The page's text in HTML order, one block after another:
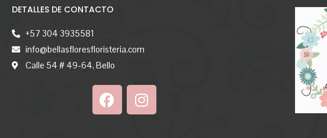
DETALLES DE CONTACTO
+57 304 3935581
info@bellasfloresfloristeria.com
Calle 54 # 49-64, Bello